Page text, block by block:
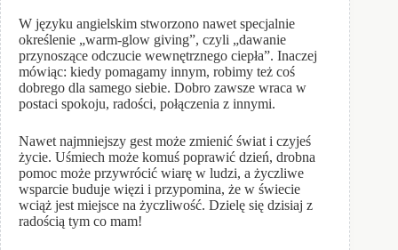
W języku angielskim stworzono nawet specjalnie
określenie „warm-glow giving”, czyli „dawanie
przynoszące odczucie wewnętrznego ciepła”. Inaczej
mówiąc: kiedy pomagamy innym, robimy też coś
dobrego dla samego siebie. Dobro zawsze wraca w
postaci spokoju, radości, połączenia z innymi.
Nawet najmniejszy gest może zmienić świat i czyjeś
życie. Uśmiech może komuś poprawić dzień, drobna
pomoc może przywrócić wiarę w ludzi, a życzliwe
wsparcie buduje więzi i przypomina, że w świecie
wciąż jest miejsce na życzliwość. Dzielę się dzisiaj z
radością tym co mam!